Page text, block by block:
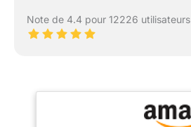
Note de 4.4 pour 12226 utilisateurs